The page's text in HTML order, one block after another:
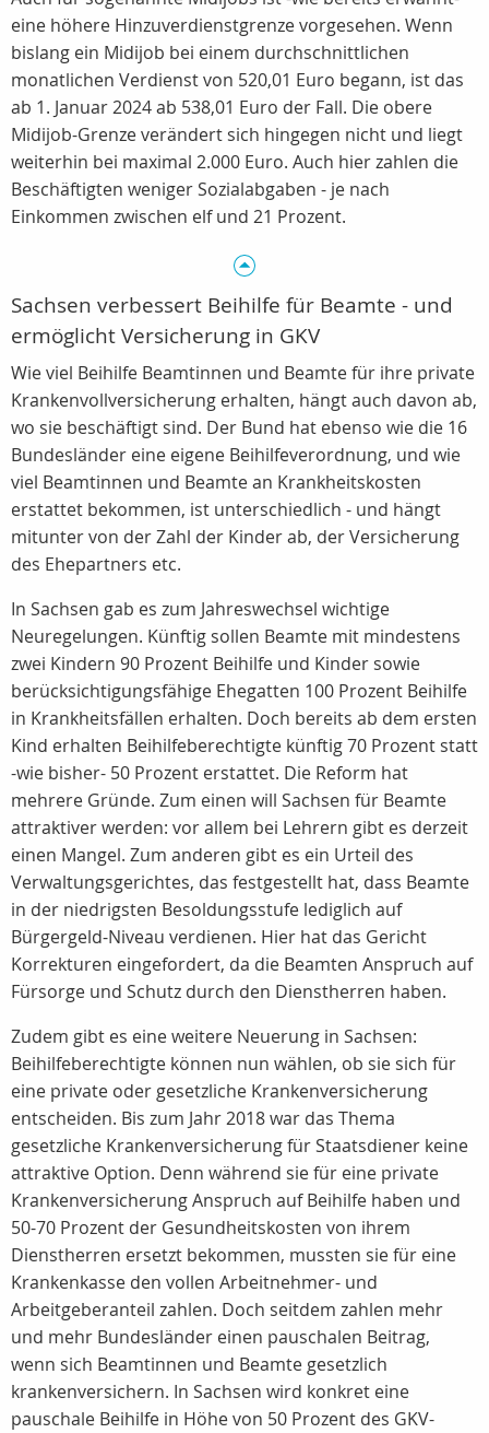
eine höhere Hinzuverdienstgrenze vorgesehen. Wenn
bislang ein Midijob bei einem durchschnittlichen
monatlichen Verdienst von 520,01 Euro begann, ist das
ab 1. Januar 2024 ab 538,01 Euro der Fall. Die obere
Midijob-Grenze verändert sich hingegen nicht und liegt
weiterhin bei maximal 2.000 Euro. Auch hier zahlen die
Beschäftigten weniger Sozialabgaben - je nach
Einkommen zwischen elf und 21 Prozent.
Sachsen verbessert Beihilfe für Beamte - und
ermöglicht Versicherung in GKV
Wie viel Beihilfe Beamtinnen und Beamte für ihre private
Krankenvollversicherung erhalten, hängt auch davon ab,
wo sie beschäftigt sind. Der Bund hat ebenso wie die 16
Bundesländer eine eigene Beihilfeverordnung, und wie
viel Beamtinnen und Beamte an Krankheitskosten
erstattet bekommen, ist unterschiedlich - und hängt
mitunter von der Zahl der Kinder ab, der Versicherung
des Ehepartners etc.
In Sachsen gab es zum Jahreswechsel wichtige
Neuregelungen. Künftig sollen Beamte mit mindestens
zwei Kindern 90 Prozent Beihilfe und Kinder sowie
berücksichtigungsfähige Ehegatten 100 Prozent Beihilfe
in Krankheitsfällen erhalten. Doch bereits ab dem ersten
Kind erhalten Beihilfeberechtigte künftig 70 Prozent statt
-wie bisher- 50 Prozent erstattet. Die Reform hat
mehrere Gründe. Zum einen will Sachsen für Beamte
attraktiver werden: vor allem bei Lehrern gibt es derzeit
einen Mangel. Zum anderen gibt es ein Urteil des
Verwaltungsgerichtes, das festgestellt hat, dass Beamte
in der niedrigsten Besoldungsstufe lediglich auf
Bürgergeld-Niveau verdienen. Hier hat das Gericht
Korrekturen eingefordert, da die Beamten Anspruch auf
Fürsorge und Schutz durch den Dienstherren haben.
Zudem gibt es eine weitere Neuerung in Sachsen:
Beihilfeberechtigte können nun wählen, ob sie sich für
eine private oder gesetzliche Krankenversicherung
entscheiden. Bis zum Jahr 2018 war das Thema
gesetzliche Krankenversicherung für Staatsdiener keine
attraktive Option. Denn während sie für eine private
Krankenversicherung Anspruch auf Beihilfe haben und
50-70 Prozent der Gesundheitskosten von ihrem
Dienstherren ersetzt bekommen, mussten sie für eine
Krankenkasse den vollen Arbeitnehmer- und
Arbeitgeberanteil zahlen. Doch seitdem zahlen mehr
und mehr Bundesländer einen pauschalen Beitrag,
wenn sich Beamtinnen und Beamte gesetzlich
krankenversichern. In Sachsen wird konkret eine
pauschale Beihilfe in Höhe von 50 Prozent des GKV-